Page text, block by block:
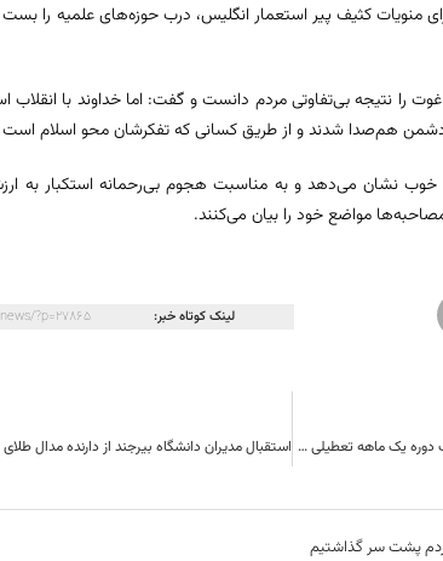
منویات کثیف پیر استعمار انگلیس، درب حوزه‌های علمیه را
را نتیجه بی‌تفاوتی مردم دانست و گفت: اما خداوند با انقلاب
خوب نشان می‌دهد و به مناسبت هجوم بی‌رحمانه استکبار به
مواضع خود را بیان می‌کنند.
لینک کوتاه خبر: ?p=27865
مجتمع آبدرمانی آبترش سربیشه پس از یک دوره یک ماهه تعطیلی مجدد آماده خدمت رسانی به گردشگران است.
پشت سر گذاشتیم